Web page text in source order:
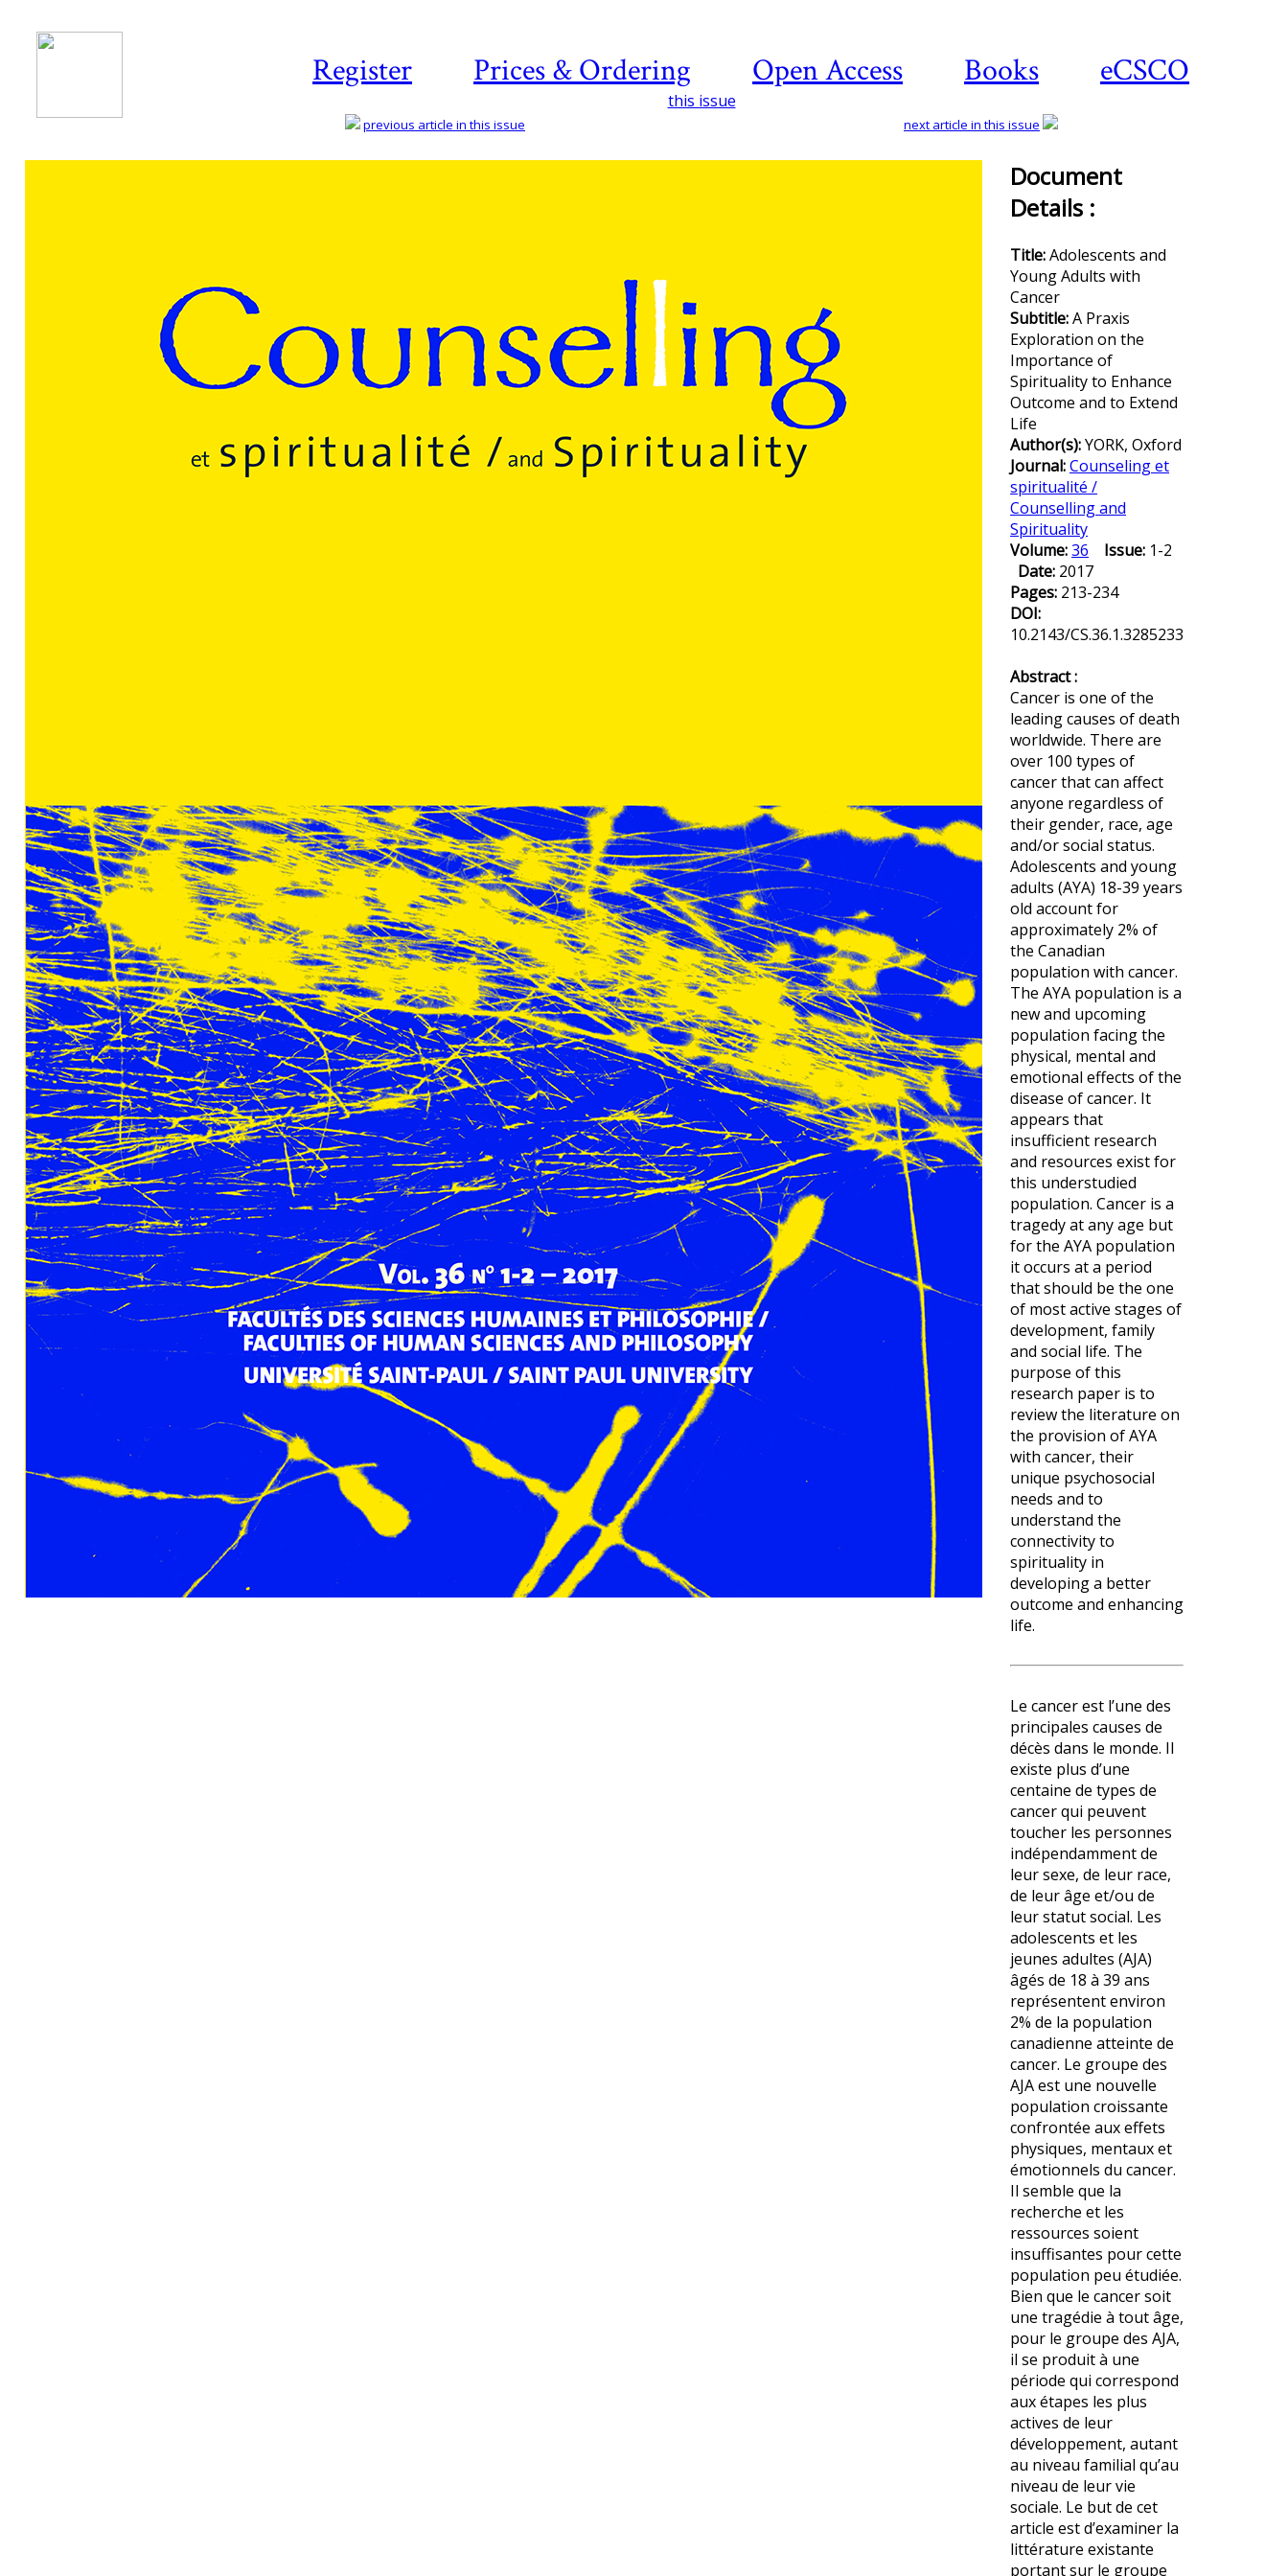
Register Prices & Ordering Open Access Books eCSCO
this issue
previous article in this issue next article in this issue
Document
Details :
Title:Adolescents and
Young Adults with
Cancer
Subtitle:A Praxis
Exploration on the
Importance of
Spirituality to Enhance
Outcome and to Extend
Life
Author(s):YORK, Oxford
Journal:Counseling et
spiritualité /
Counselling and
Spirituality
Volume:36 Issue: 1-2
Date: 2017
Pages: 213-234
DOI:
10.2143/CS.36.1.3285233
Abstract :
Cancer is one of the
leading causes of death
worldwide. There are
over 100 types of
cancer that can affect
anyone regardless of
their gender, race, age
and/or social status.
Adolescents and young
adults (AYA) 18-39 years
old account for
approximately 2% of
the Canadian
population with cancer.
The AYA population is a
new and upcoming
population facing the
physical, mental and
emotional effects of the
disease of cancer. It
appears that
insufficient research
and resources exist for
this understudied
population. Cancer is a
tragedy at any age but
for the AYA population
it occurs at a period
that should be the one
of most active stages of
development, family
and social life. The
purpose of this
research paper is to
review the literature on
the provision of AYA
with cancer, their
unique psychosocial
needs and to
understand the
connectivity to
spirituality in
developing a better
outcome and enhancing
life.
Le cancer est l’une des
principales causes de
décès dans le monde. Il
existe plus d’une
centaine de types de
cancer qui peuvent
toucher les personnes
indépendamment de
leur sexe, de leur race,
de leur âge et/ou de
leur statut social. Les
adolescents et les
jeunes adultes (AJA)
âgés de 18 à 39 ans
représentent environ
2% de la population
canadienne atteinte de
cancer. Le groupe des
AJA est une nouvelle
population croissante
confrontée aux effets
physiques, mentaux et
émotionnels du cancer.
Il semble que la
recherche et les
ressources soient
insuffisantes pour cette
population peu étudiée.
Bien que le cancer soit
une tragédie à tout âge,
pour le groupe des AJA,
il se produit à une
période qui correspond
aux étapes les plus
actives de leur
développement, autant
au niveau familial qu’au
niveau de leur vie
sociale. Le but de cet
article est d’examiner la
littérature existante
portant sur le groupe